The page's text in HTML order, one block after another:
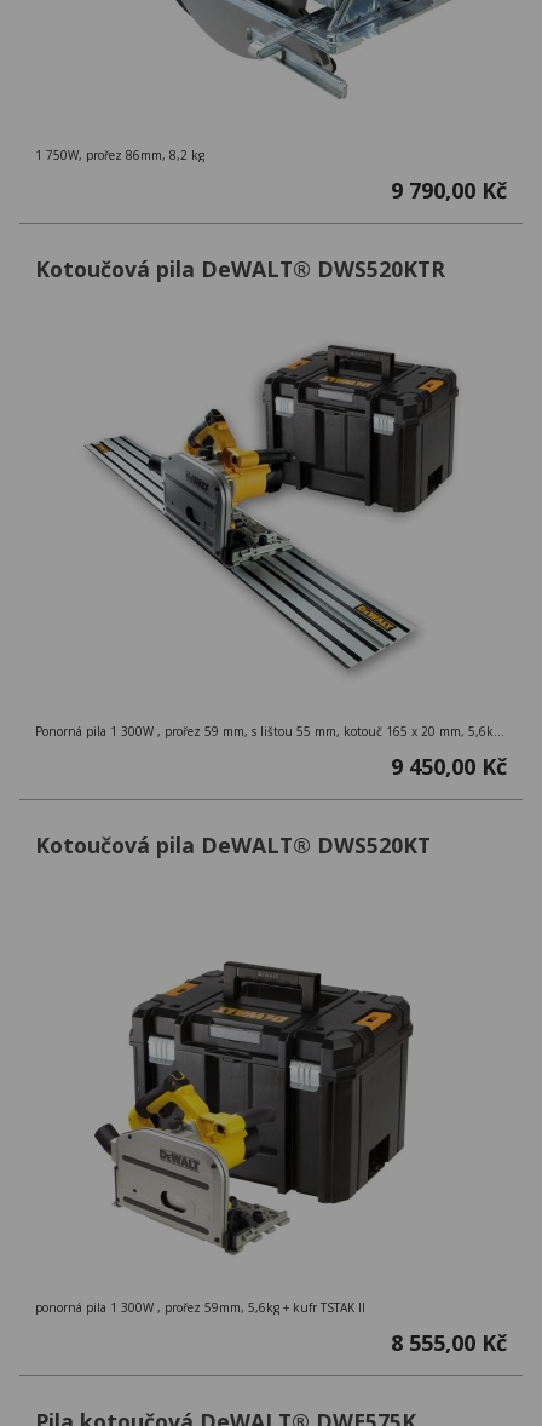
1 750W, prořez 86mm, 8,2 kg
9 790,00 Kč
Kotoučová pila DeWALT® DWS520KTR
Ponorná pila 1 300W , prořez 59 mm, s lištou 55 mm, kotouč 165 x 20 mm, 5,6kg, včetně vodící lišty 150 cm
9 450,00 Kč
Kotoučová pila DeWALT® DWS520KT
ponorná pila 1 300W , prořez 59mm, 5,6kg + kufr TSTAK II
8 555,00 Kč